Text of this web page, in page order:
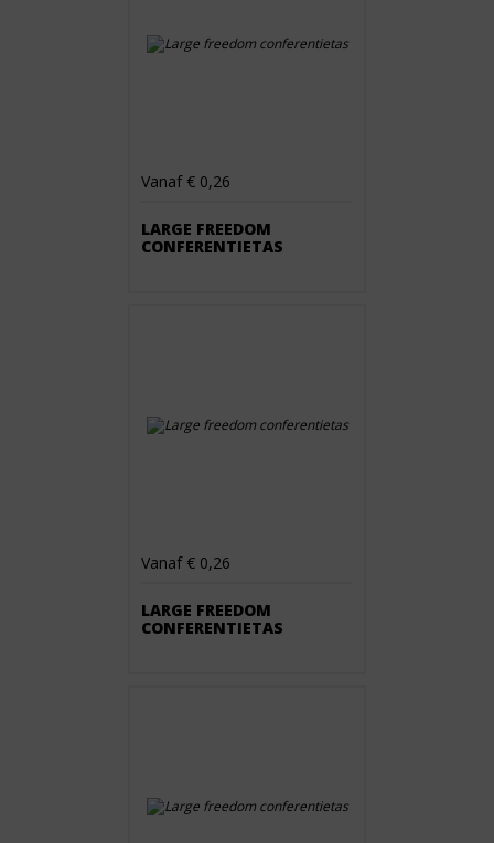
Vanaf € 0,26
LARGE FREEDOM
CONFERENTIETAS
Vanaf € 0,26
LARGE FREEDOM
CONFERENTIETAS